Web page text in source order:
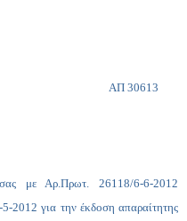
με Αρ.Πρωτ. 26118/6-6-2012
2012 για την έκδοση απαραίτητης